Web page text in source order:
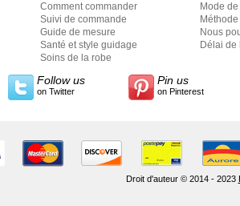
Comment commander
Suivi de commande
Guide de mesure
Santé et style guidage
Soins de la robe
Mode
Nous
Délai de
Follow us
on Twitter
Pin us
on Pinterest
Droit d'auteur © 2014 - 2023